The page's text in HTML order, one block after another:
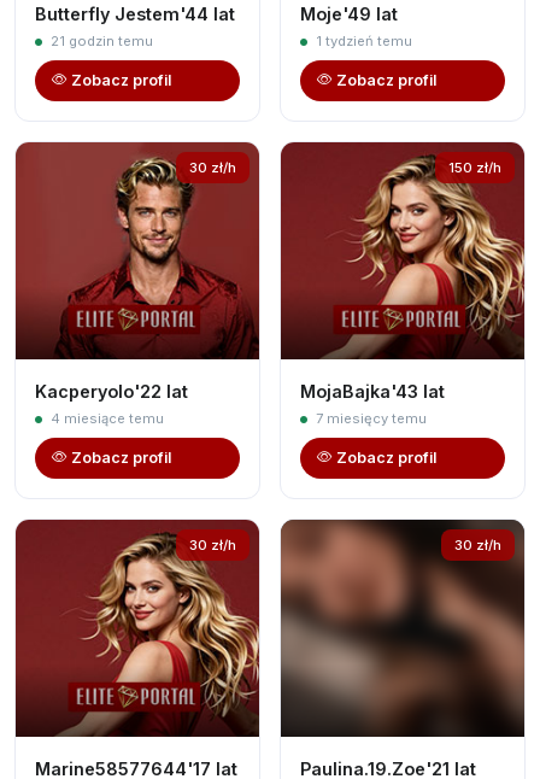
Butterfly Jestem'44 lat
21 godzin temu
Zobacz profil
Moje'49 lat
1 tydzień temu
Zobacz profil
30 zł/h
Kacperyolo'22 lat
4 miesiące temu
Zobacz profil
150 zł/h
MojaBajka'43 lat
7 miesięcy temu
Zobacz profil
30 zł/h
Marine58577644'17 lat
30 zł/h
Paulina.19.Zoe'21 lat